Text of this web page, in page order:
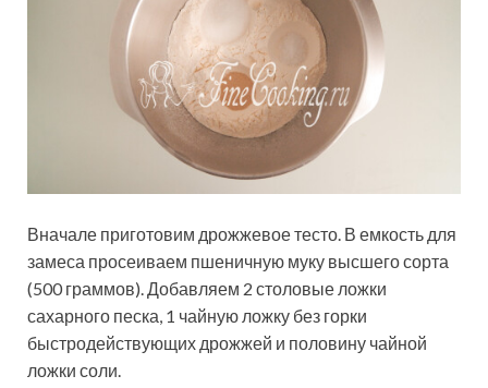
Вначале приготовим дрожжевое тесто. В емкость для
замеса просеиваем пшеничную муку высшего сорта
(500 граммов). Добавляем 2 столовые ложки
сахарного песка, 1 чайную ложку без горки
быстродействующих дрожжей и половину чайной
ложки соли.